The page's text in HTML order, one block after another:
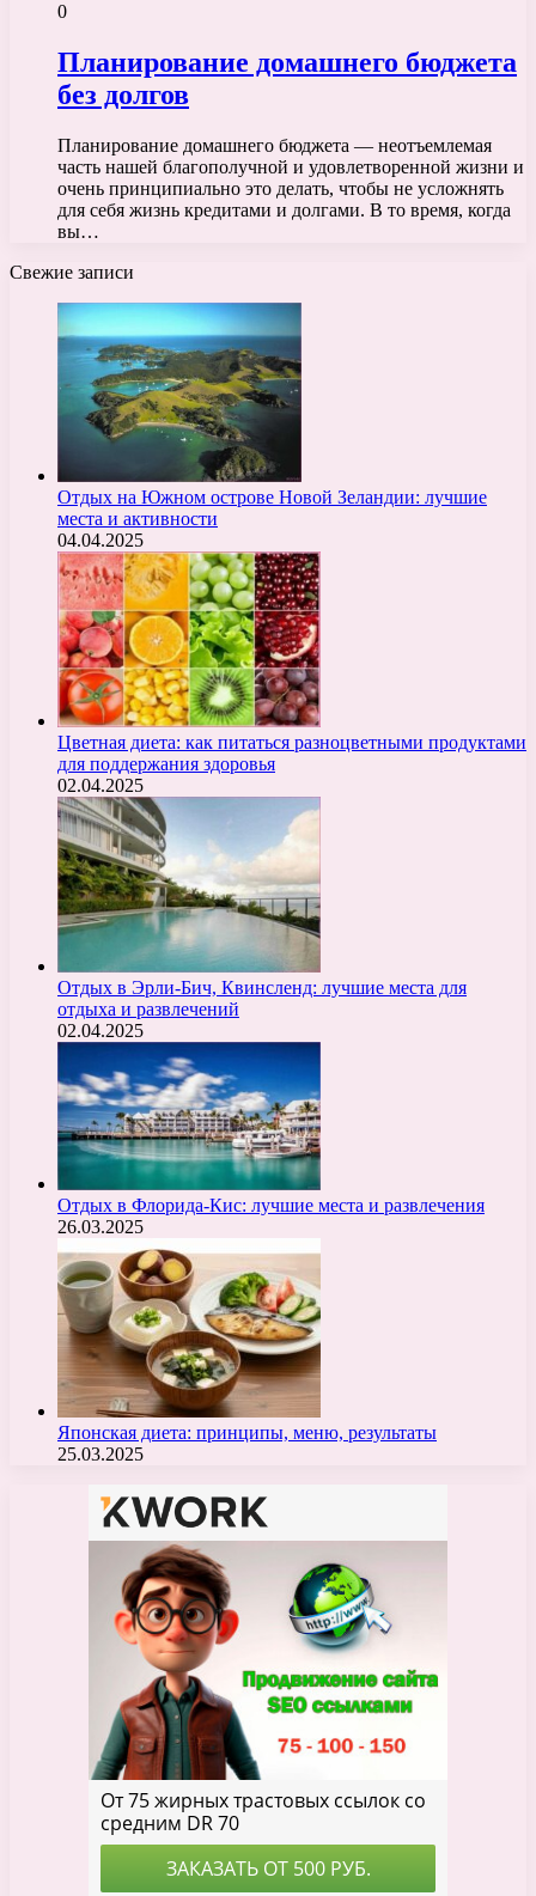
0
Планирование домашнего бюджета
без долгов
Планирование домашнего бюджета — неотъемлемая
часть нашей благополучной и удовлетворенной жизни и
очень принципиально это делать, чтобы не усложнять
для себя жизнь кредитами и долгами. В то время, когда
вы…
Свежие записи
Отдых на Южном острове Новой Зеландии: лучшие
места и активности
04.04.2025
Цветная диета: как питаться разноцветными продуктами
для поддержания здоровья
02.04.2025
Отдых в Эрли-Бич, Квинсленд: лучшие места для
отдыха и развлечений
02.04.2025
Отдых в Флорида-Кис: лучшие места и развлечения
26.03.2025
Японская диета: принципы, меню, результаты
25.03.2025